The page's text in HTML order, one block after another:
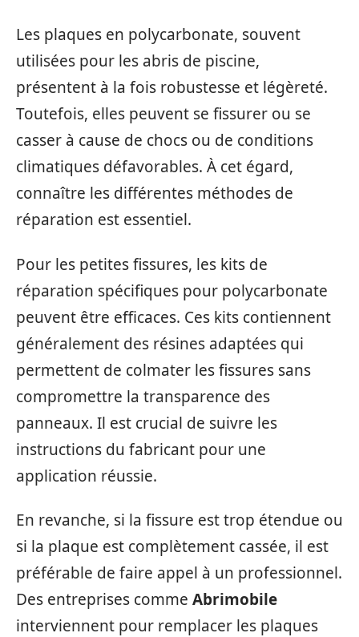
Les plaques en polycarbonate, souvent
utilisées pour les abris de piscine,
présentent à la fois robustesse et légèreté.
Toutefois, elles peuvent se fissurer ou se
casser à cause de chocs ou de conditions
climatiques défavorables. À cet égard,
connaître les différentes méthodes de
réparation est essentiel.
Pour les petites fissures, les kits de
réparation spécifiques pour polycarbonate
peuvent être efficaces. Ces kits contiennent
généralement des résines adaptées qui
permettent de colmater les fissures sans
compromettre la transparence des
panneaux. Il est crucial de suivre les
instructions du fabricant pour une
application réussie.
En revanche, si la fissure est trop étendue ou
si la plaque est complètement cassée, il est
préférable de faire appel à un professionnel.
Des entreprises comme Abrimobile
interviennent pour remplacer les plaques